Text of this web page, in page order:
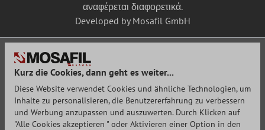
αναφέρεται διαφορετικά.
Developed by Mosafil GmbH
Kurz die Cookies, dann geht es weiter...
Diese Website verwendet Cookies und ähnliche Technologien, um
Inhalte zu personalisieren, die Benutzererfahrung zu verbessern
und Werbung anzupassen und auszuwerten. Durch Klicken auf
"Alle Cookies akzeptieren " oder Aktivieren einer Option in den